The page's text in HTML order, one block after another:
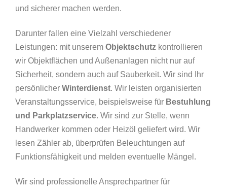
und sicherer machen werden.
Darunter fallen eine Vielzahl verschiedener
Leistungen: mit unserem Objektschutz kontrollieren
wir Objektflächen und Außenanlagen nicht nur auf
Sicherheit, sondern auch auf Sauberkeit. Wir sind Ihr
persönlicher Winterdienst. Wir leisten organisierten
Veranstaltungsservice, beispielsweise für Bestuhlung
und Parkplatzservice. Wir sind zur Stelle, wenn
Handwerker kommen oder Heizöl geliefert wird. Wir
lesen Zähler ab, überprüfen Beleuchtungen auf
Funktionsfähigkeit und melden eventuelle Mängel.
Wir sind professionelle Ansprechpartner für